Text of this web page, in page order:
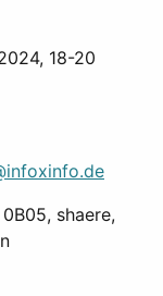
20
shaere,